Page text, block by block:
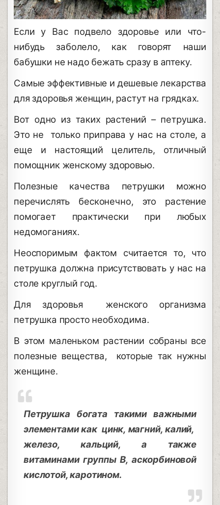
Если у Вас подвело здоровье или что-
нибудь заболело, как говорят наши
бабушки не надо бежать сразу в аптеку.
Самые эффективные и дешевые лекарства
для здоровья женщин, растут на грядках.
Вот одно из таких растений – петрушка.
Это не только приправа у нас на столе, а
еще и настоящий целитель, отличный
помощник женскому здоровью.
Полезные качества петрушки можно
перечислять бесконечно, это растение
помогает практически при любых
недомоганиях.
Неоспоримым фактом считается то, что
петрушка должна присутствовать у нас на
столе круглый год.
Для здоровья женского организма
петрушка просто необходима.
В этом маленьком растении собраны все
полезные вещества, которые так нужны
женщине.
Петрушка богата такими важными
элементами как цинк, магний, калий,
железо, кальций, а также
витаминами группы В, аскорбиновой
кислотой, каротином.